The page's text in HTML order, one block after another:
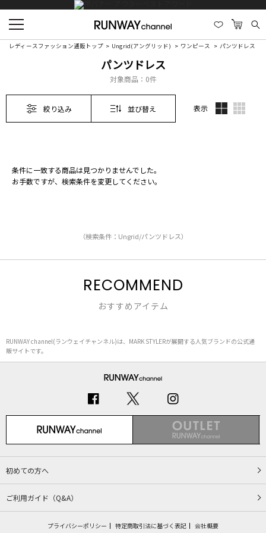
レディースファッション通販トップ Ungrid(アングリッド) ワンピース パンツドレス
パンツドレス
対象商品： 0件
絞り込み 並び替え 表示
条件に一致する商品は見つかりませんでした。
お手数ですが、検索条件を変更してください。
（検索条件：Ungrid/パンツドレス）
RECOMMEND
おすすめアイテム
RUNWAY channel(ランウェイチャンネル)は、MARK STYLERが展開する人気ブランドの公式通
販サイトです。
初めての方へ
ご利用ガイド（Q&A）
プライバシーポリシー 特定商取引法に基づく表記 会社概要